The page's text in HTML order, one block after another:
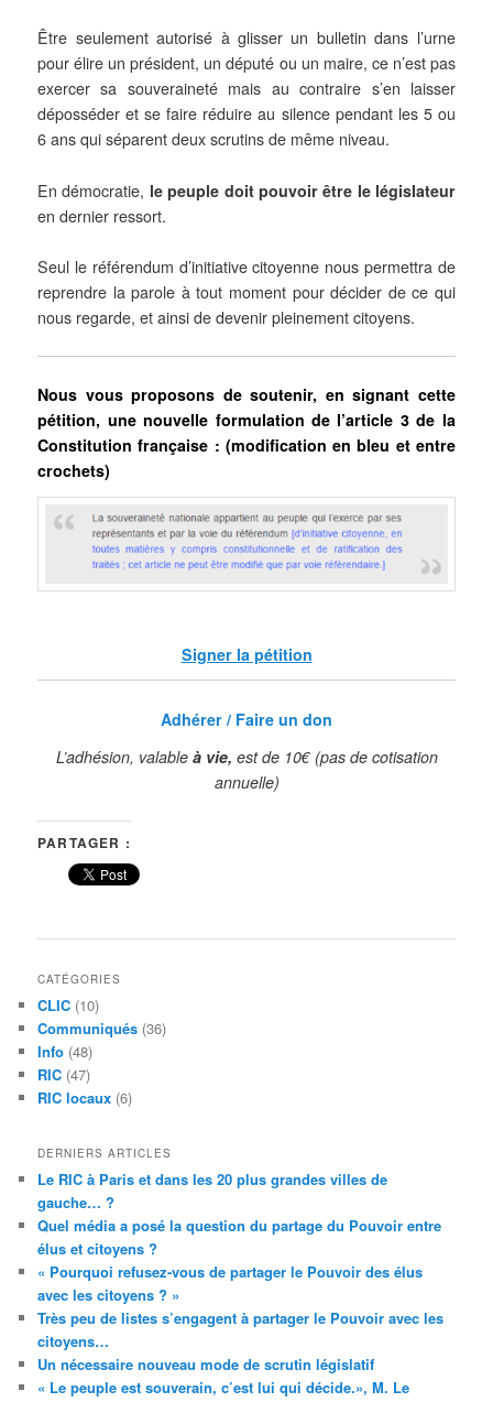
Être seulement autorisé à glisser un bulletin dans l’urne
pour élire un président, un député ou un maire, ce n’est pas
exercer sa souveraineté mais au contraire s’en laisser
déposséder et se faire réduire au silence pendant les 5 ou
6 ans qui séparent deux scrutins de même niveau.
En démocratie, le peuple doit pouvoir être le législateur
en dernier ressort.
Seul le référendum d’initiative citoyenne nous permettra de
reprendre la parole à tout moment pour décider de ce qui
nous regarde, et ainsi de devenir pleinement citoyens.
Nous vous proposons de soutenir, en signant cette
pétition, une nouvelle formulation de l’article 3 de la
Constitution française : (modification en bleu et entre
crochets)
Signer la pétition
Adhérer / Faire un don
L’adhésion, valable à vie, est de 10€(pas de cotisation
annuelle)
PARTAGER :
CATÉGORIES
CLIC (10)
Communiqués (36)
Info (48)
RIC (47)
RIC locaux (6)
DERNIERS ARTICLES
Le RIC à Paris et dans les 20 plus grandes villes de
gauche… ?
Quel média a posé la question du partage du Pouvoir entre
élus et citoyens ?
« Pourquoi refusez-vous de partager le Pouvoir des élus
avec les citoyens ? »
Très peu de listes s’engagent à partager le Pouvoir avec les
citoyens…
Un nécessaire nouveau mode de scrutin législatif
« Le peuple est souverain, c’est lui qui décide.», M. Le